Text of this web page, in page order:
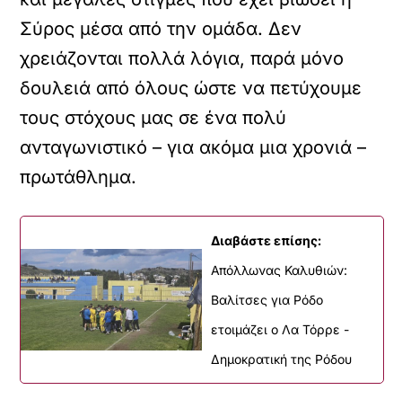
Σύρος μέσα από την ομάδα. Δεν
χρειάζονται πολλά λόγια, παρά μόνο
δουλειά από όλους ώστε να πετύχουμε
τους στόχους μας σε ένα πολύ
ανταγωνιστικό – για ακόμα μια χρονιά –
πρωτάθλημα.
Διαβάστε επίσης:
Απόλλωνας Καλυθιών:
Βαλίτσες για Ρόδο
ετοιμάζει ο Λα Τόρρε -
Δημοκρατική της Ρόδου